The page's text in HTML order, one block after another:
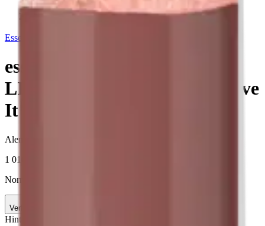
Essence
essence POUTline soft glide
LIP PENCIL 01 Like To Mauve
It 0.62 g
Alennettu hinta
1 010,00 €/kg
Normaalihinta:
Verkkokaupan hinta
Hinta ja saatavuus voivat vaihdella myymälöittäin